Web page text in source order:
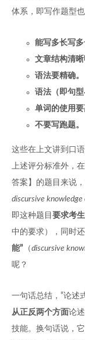
体系，即写作题型也
能写多长写多
文章结构清晰
语法要精确。
语法（即句型
单词的使用要
不要写跑题。
这些在上文讲到口
上述评分标准外，
答案】的题目来说，
discursive
即这种题目 要求考
中的要求），同时
能” （discursive
呢？
一句话总结，“论述
从正反两个方面论
技能。换句话说，